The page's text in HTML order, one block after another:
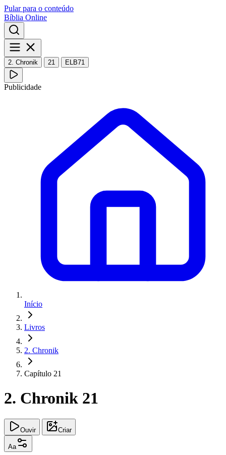
Pular para o conteúdo
Bíblia Online
2. Chronik 21 ELB71
Publicidade
Início
Livros
2. Chronik
Capítulo 21
2. Chronik 21
Ouvir Criar
Aa